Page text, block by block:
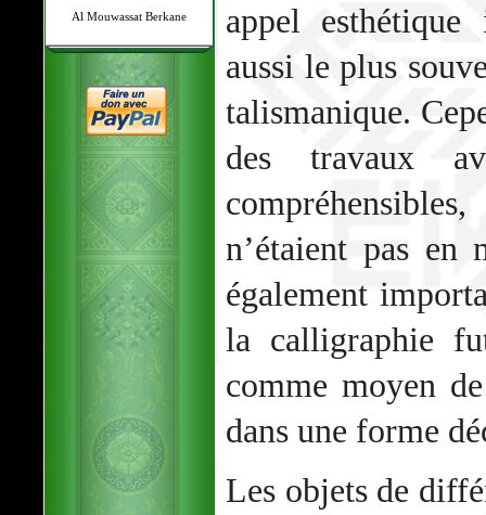
Al Mouwassat Berkane
appel esthétique
aussi le plus
talismanique.
des travaux
n’étaient pas
également
la calligraphie
comme moyen
dans une forme
Les objets de